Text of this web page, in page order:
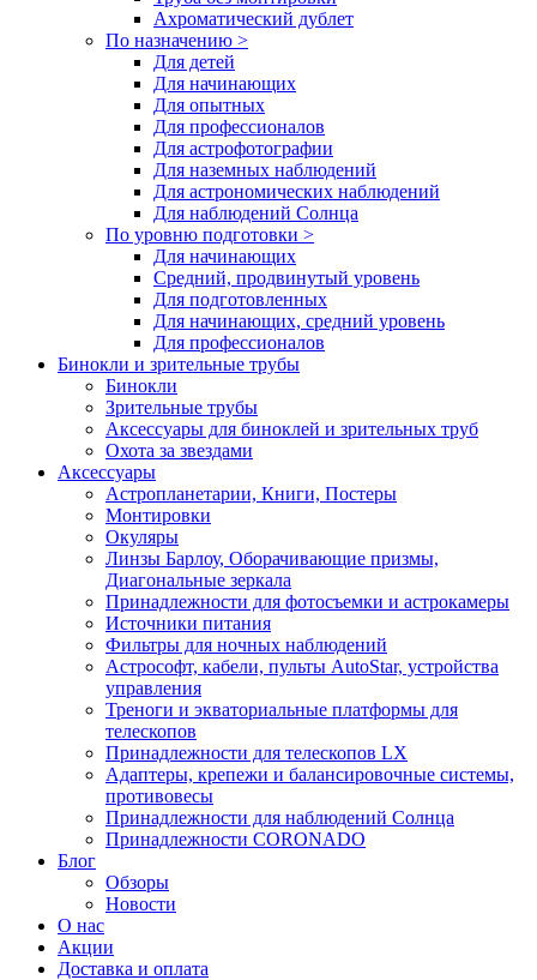
Ахроматический дублет
По назначению >
Для детей
Для начинающих
Для опытных
Для профессионалов
Для астрофотографии
Для наземных наблюдений
Для астрономических наблюдений
Для наблюдений Солнца
По уровню подготовки >
Для начинающих
Средний, продвинутый уровень
Для подготовленных
Для начинающих, средний уровень
Для профессионалов
Бинокли и зрительные трубы
Бинокли
Зрительные трубы
Аксессуары для биноклей и зрительных труб
Охота за звездами
Аксессуары
Астропланетарии, Книги, Постеры
Монтировки
Окуляры
Линзы Барлоу, Оборачивающие призмы,
Диагональные зеркала
Принадлежности для фотосъемки и астрокамеры
Источники питания
Фильтры для ночных наблюдений
Астрософт, кабели, пульты AutoStar, устройства
управления
Треноги и экваториальные платформы для
телескопов
Принадлежности для телескопов LX
Адаптеры, крепежи и балансировочные системы,
противовесы
Принадлежности для наблюдений Солнца
Принадлежности CORONADO
Блог
Обзоры
Новости
О нас
Акции
Доставка и оплата